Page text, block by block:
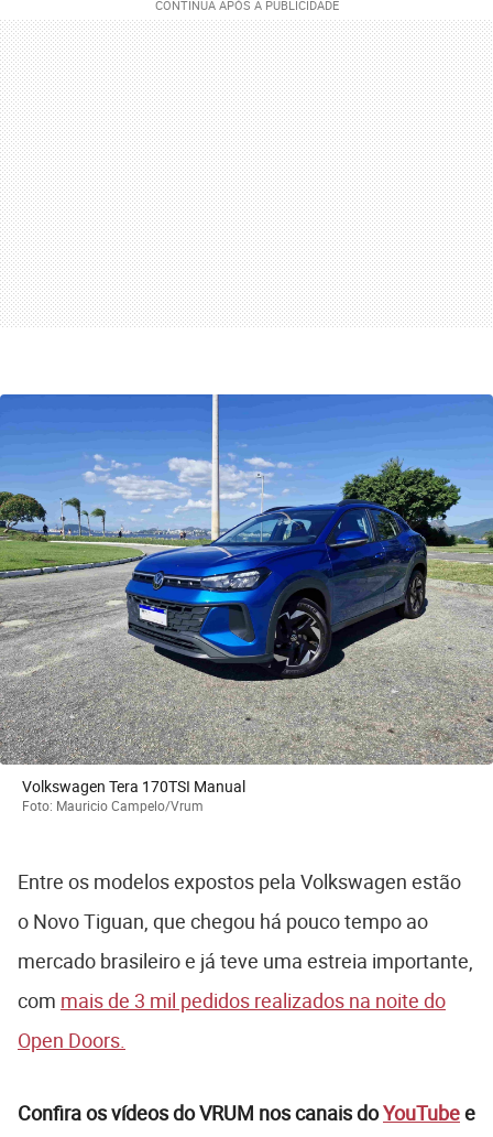
Volkswagen Tera 170TSI Manual
Foto: Mauricio Campelo/Vrum
Entre os modelos expostos pela Volkswagen estão
o Novo Tiguan, que chegou há pouco tempo ao
mercado brasileiro e já teve uma estreia importante,
com mais de 3 mil pedidos realizados na noite do
Open Doors.
Confira os vídeos do VRUM nos canais doYouTubee